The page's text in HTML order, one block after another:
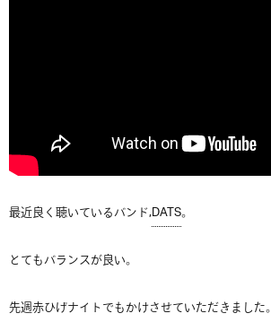
最近良く聴いているバンド,DATS。
とてもバランスが良い。
先週赤ひげナイトでもかけさせていただきました。